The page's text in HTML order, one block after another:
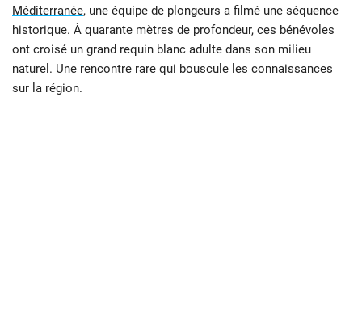
Méditerranée, une équipe de plongeurs a filmé une séquence
historique. À quarante mètres de profondeur, ces bénévoles
ont croisé un grand requin blanc adulte dans son milieu
naturel. Une rencontre rare qui bouscule les connaissances
sur la région.